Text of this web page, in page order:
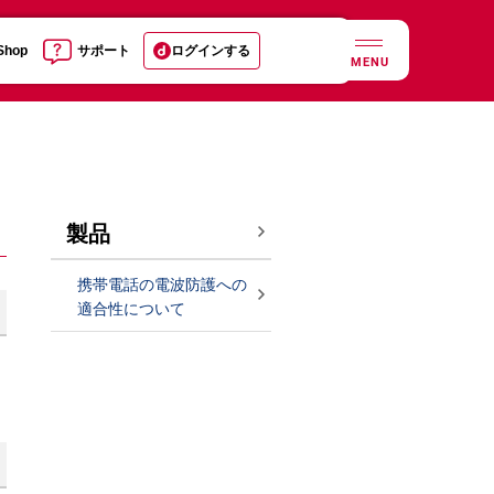
サポート ログインする
MENU
製品
携帯電話の電波防護への
適合性について